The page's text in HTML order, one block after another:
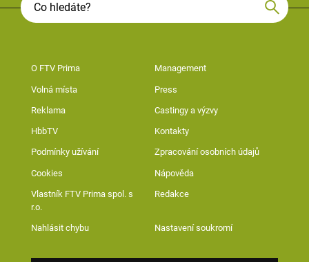
O FTV Prima Management
Volná místa Press
Reklama Castingy a výzvy
HbbTV Kontakty
Podmínky užívání Zpracování osobních údajů
Cookies Nápověda
Vlastník FTV Prima spol. s
r.o.
Redakce
Nahlásit chybu Nastavení soukromí